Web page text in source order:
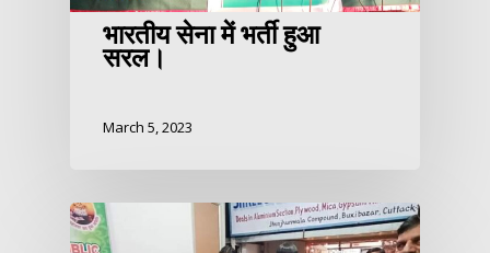
भारतीय सेना में भर्ती हुआ
सरल।
March 5, 2023